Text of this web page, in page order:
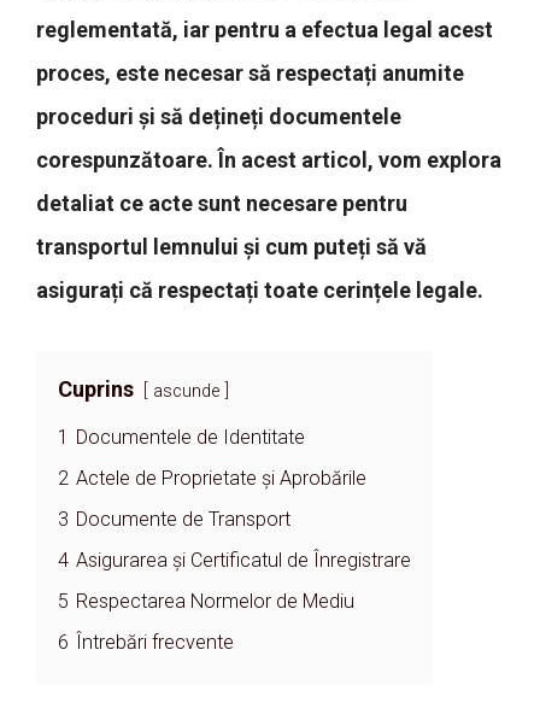
reglementată, iar pentru a efectua legal acest
proces, este necesar să respectați anumite
proceduri și să dețineți documentele
corespunzătoare. În acest articol, vom explora
detaliat ce acte sunt necesare pentru
transportul lemnului și cum puteți să vă
asigurați că respectați toate cerințele legale.
Cuprins ascunde
1 Documentele de Identitate
2 Actele de Proprietate și Aprobările
3 Documente de Transport
4 Asigurarea și Certificatul de Înregistrare
5 Respectarea Normelor de Mediu
6 Întrebări frecvente